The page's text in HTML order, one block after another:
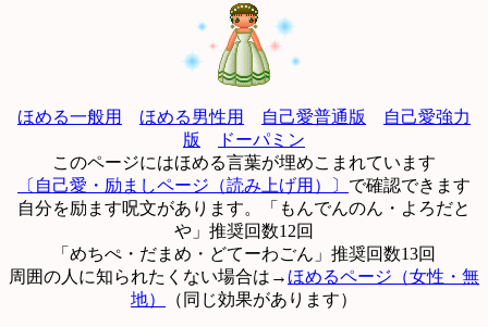
ほめる一般用 ほめる男性用 自己愛普通版
自己愛強力
版
ドーパミン
このページにはほめる言葉が埋めこまれています
〔自己愛・励ましページ（読み上げ用）〕 で確認できます
自分を励ます呪文があります。「もんでんのん・よろだと
や」推奨回数12回
「めちぺ・だまめ・どてーわごん」推奨回数13回
周囲の人に知られたくない場合は→ ほめるページ（女性・無
地）
（同じ効果があります）